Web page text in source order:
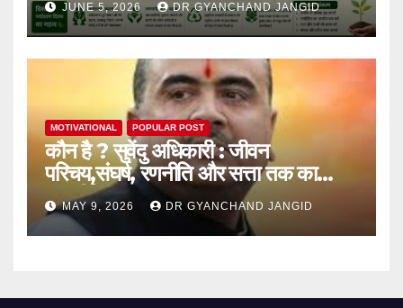
JUNE 5, 2026 DR GYANCHAND JANGID
MOTIVATIONAL POPULAR POST
कौन है ? सुवेंदु अधिकारी : जीवन
परिचय,संघर्ष, रणनीति और सत्ता तक का
राजनीतिक सफर
MAY 9, 2026 DR GYANCHAND JANGID